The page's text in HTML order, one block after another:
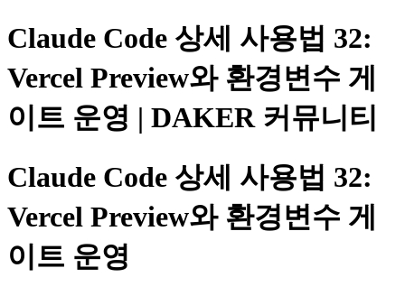
Claude Code 상세 사용법 32:
Vercel Preview와 환경변수 게
이트 운영 | DAKER 커뮤니티
Claude Code 상세 사용법 32:
Vercel Preview와 환경변수 게
이트 운영